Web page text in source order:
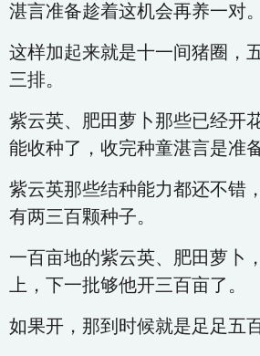
湛言准备趁着这机会再养一对。
这样加起来就是十一间猪圈，
三排。
紫云英、肥田萝卜那些已经开
能收种了，收完种童湛言是准
紫云英那些结种能力都还不错
有两三百颗种子。
一百亩地的紫云英、肥田萝卜
上，下一批够他开三百亩了。
如果开，那到时候就是足足五